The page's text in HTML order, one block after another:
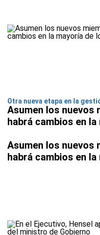
Otra nueva etapa en la
Asumen los nuevos
habrá cambios en
Asumen los nuevos
habrá cambios en